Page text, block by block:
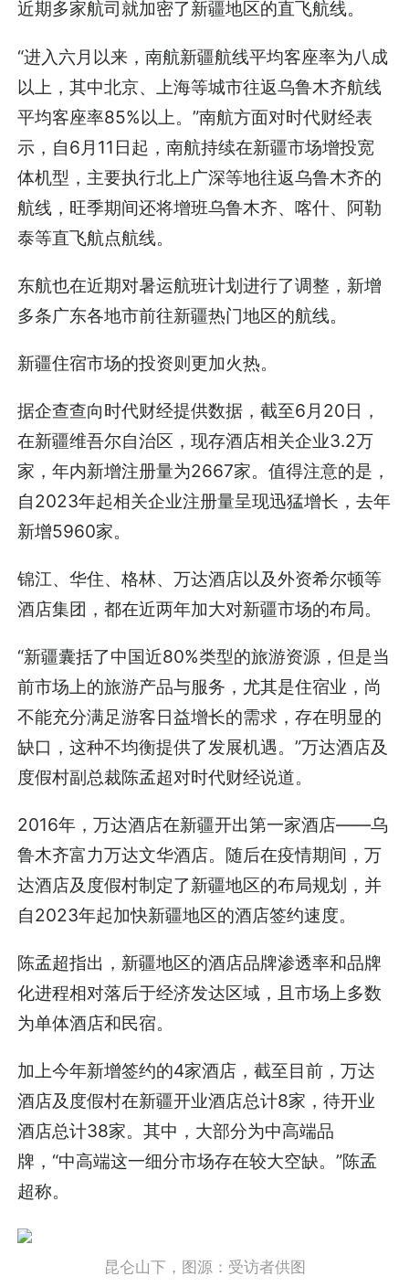
近期多家航司就加密了新疆地区的直飞航线。
“进入六月以来，南航新疆航线平均客座率为八成
以上，其中北京、上海等城市往返乌鲁木齐航线
平均客座率85%以上。”南航方面对时代财经表
示，自6月11日起，南航持续在新疆市场增投宽
体机型，主要执行北上广深等地往返乌鲁木齐的
航线，旺季期间还将增班乌鲁木齐、喀什、阿勒
泰等直飞航点航线。
东航也在近期对暑运航班计划进行了调整，新增
多条广东各地市前往新疆热门地区的航线。
新疆住宿市场的投资则更加火热。
据企查查向时代财经提供数据，截至6月20日，
在新疆维吾尔自治区，现存酒店相关企业3.2万
家，年内新增注册量为2667家。值得注意的是，
自2023年起相关企业注册量呈现迅猛增长，去年
新增5960家。
锦江、华住、格林、万达酒店以及外资希尔顿等
酒店集团，都在近两年加大对新疆市场的布局。
“新疆囊括了中国近80%类型的旅游资源，但是当
前市场上的旅游产品与服务，尤其是住宿业，尚
不能充分满足游客日益增长的需求，存在明显的
缺口，这种不均衡提供了发展机遇。”万达酒店及
度假村副总裁陈孟超对时代财经说道。
2016年，万达酒店在新疆开出第一家酒店——乌
鲁木齐富力万达文华酒店。随后在疫情期间，万
达酒店及度假村制定了新疆地区的布局规划，并
自2023年起加快新疆地区的酒店签约速度。
陈孟超指出，新疆地区的酒店品牌渗透率和品牌
化进程相对落后于经济发达区域，且市场上多数
为单体酒店和民宿。
加上今年新增签约的4家酒店，截至目前，万达
酒店及度假村在新疆开业酒店总计8家，待开业
酒店总计38家。其中，大部分为中高端品
牌，“中高端这一细分市场存在较大空缺。”陈孟
超称。
昆仑山下，图源：受访者供图